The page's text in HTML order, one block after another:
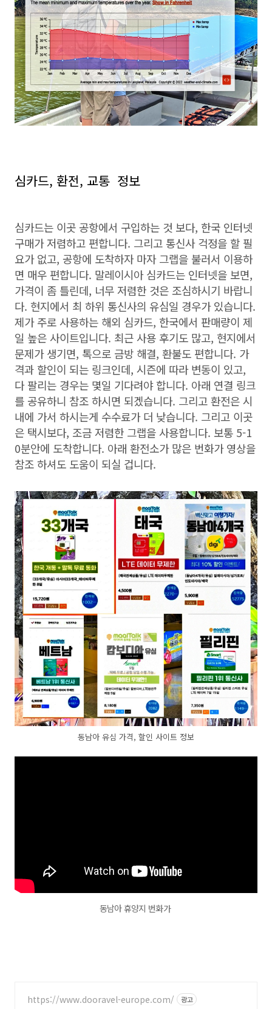
심카드, 환전, 교통 정보
심카드는 이곳 공항에서 구입하는 것 보다, 한국 인터넷
구매가 저렴하고 편합니다. 그리고 통신사 걱정을 할 필
요가 없고, 공항에 도착하자 마자 그랩을 불러서 이용하
면 매우 편합니다. 말레이시아 심카드는 인터넷을 보면,
가격이 좀 틀린데, 너무 저렴한 것은 조심하시기 바랍니
다. 현지에서 최 하위 통신사의 유심일 경우가 있습니다.
제가 주로 사용하는 해외 심카드, 한국에서 판매량이 제
일 높은 사이트입니다. 최근 사용 후기도 많고, 현지에서
문제가 생기면, 톡으로 금방 해결, 환불도 편합니다. 가
격과 할인이 되는 링크인데, 시즌에 따라 변동이 있고,
다 팔리는 경우는 몇일 기다려야 합니다. 아래 연결 링크
를 공유하니 참조 하시면 되겠습니다. 그리고 환전은 시
내에 가서 하시는게 수수료가 더 낮습니다. 그리고 이곳
은 택시보다, 조금 저렴한 그랩을 사용합니다. 보통 5-1
0분안에 도착합니다. 아래 환전소가 많은 번화가 영상을
참조 하셔도 도움이 되실 겁니다.
동남아 유심 가격, 할인 사이트 정보
동남아 휴양지 번화가
https://www.dooravel-europe.com/ 광고